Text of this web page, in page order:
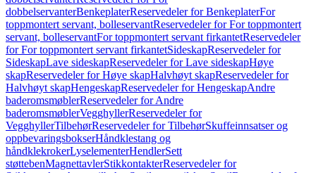
dobbelservanterBenkeplaterReservedeler for BenkeplaterFor
toppmontert servant, bolleservantReservedeler for For toppmontert
servant, bolleservantFor toppmontert servant firkantetReservedeler
for For toppmontert servant firkantetSideskapReservedeler for
SideskapLave sideskapReservedeler for Lave sideskapHøye
skapReservedeler for Høye skapHalvhøyt skapReservedeler for
Halvhøyt skapHengeskapReservedeler for HengeskapAndre
baderomsmøblerReservedeler for Andre
baderomsmøblerVegghyllerReservedeler for
VegghyllerTilbehørReservedeler for TilbehørSkuffeinnsatser og
oppbevaringsbokserHåndklestang og
håndklekrokerLyselementerHendlerSett
støttebenMagnettavlerStikkontakterReservedeler for